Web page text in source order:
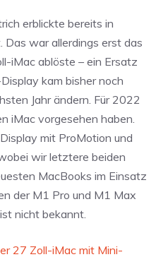
erblickte bereits in
Das war allerdings erst das
iMac ablöste – ein Ersatz
kam bisher noch
Jahr ändern. Für 2022
iMac vorgesehen haben.
mit ProMotion und
wir letztere beiden
MacBooks im Einsatz
der M1 Pro und M1 Max
nicht bekannt.
27 Zoll-iMac mit Mini-